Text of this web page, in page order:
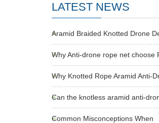
LATEST NEWS
Aramid Braided Knotted Drone
Why Anti-drone rope net choose
Why Knotted Rope Aramid Anti-
Can the knotless aramid anti-
Common Misconceptions When